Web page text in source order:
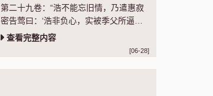
第二十九卷：“浩不能忘旧情，乃遣惠寂
密告莺曰：‘浩非负心，实被季父所逼，
复与孙氏结亲，负心违愿，痛彻心髓。”
查看完整内容
[06-28]